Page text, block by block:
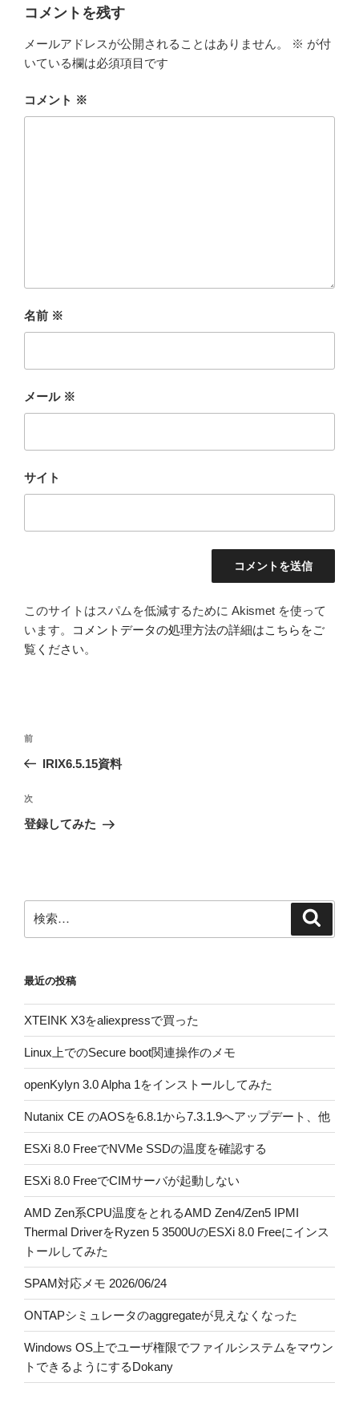
コメントを残す
メールアドレスが公開されることはありません。 ※ が付
いている欄は必須項目です
コメント ※
名前 ※
メール ※
サイト
このサイトはスパムを低減するために Akismet を使って
います。
コメントデータの処理方法の詳細はこちらをご
覧ください。
投
ビ
ゲ
ン
前
の
稿
前
IRIX6.5.15資料
次
の
次
登録してみた
索:
最近の投稿
XTEINK X3をaliexpressで買った
Linux上でのSecure boot関連操作のメモ
openKylyn 3.0 Alpha 1をインストールしてみた
Nutanix CE のAOSを6.8.1から7.3.1.9へアップデート、他
ESXi 8.0 FreeでNVMe SSDの温度を確認する
ESXi 8.0 FreeでCIMサーバが起動しない
AMD Zen系CPU温度をとれるAMD Zen4/Zen5 IPMI
Thermal DriverをRyzen 5 3500UのESXi 8.0 Freeにインス
トールしてみた
SPAM対応メモ 2026/06/24
ONTAPシミュレータのaggregateが見えなくなった
Windows OS上でユーザ権限でファイルシステムをマウン
トできるようにするDokany